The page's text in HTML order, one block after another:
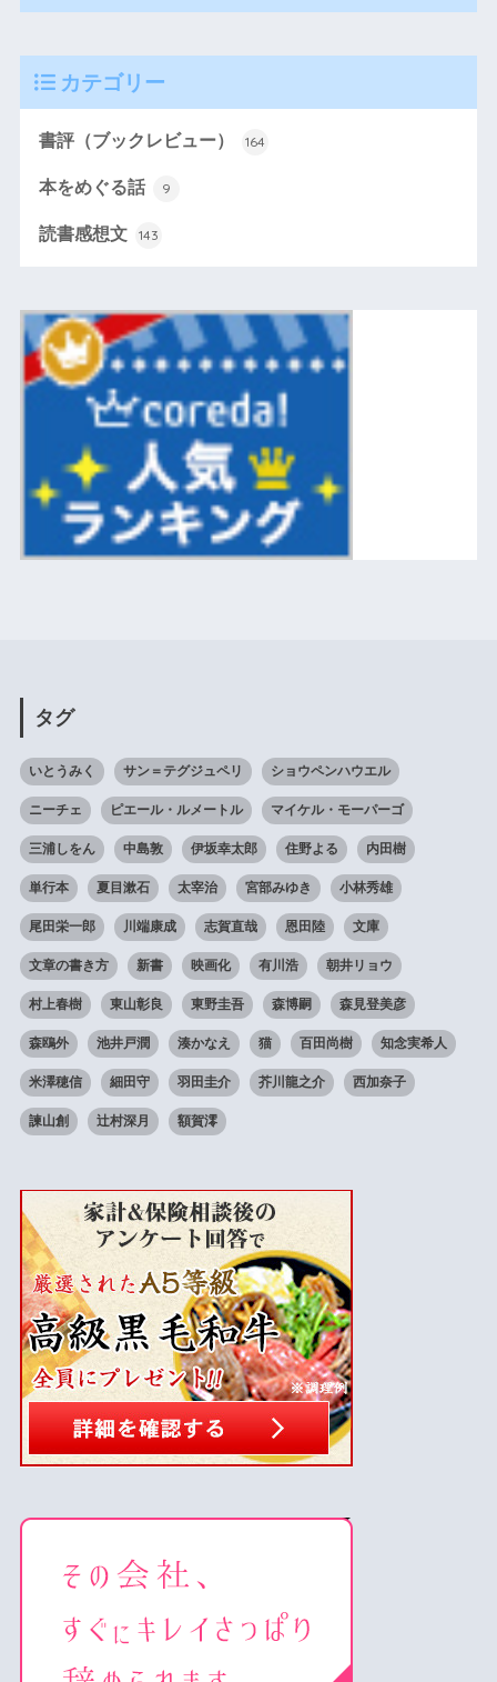
カテゴリー
書評（ブックレビュー） 164
本をめぐる話 9
読書感想文 143
タグ
いとうみく サン＝テグジュペリ ショウペンハウエル
ニーチェ ピエール・ルメートル マイケル・モーパーゴ
三浦しをん 中島敦 伊坂幸太郎 住野よる 内田樹
単行本 夏目漱石 太宰治 宮部みゆき 小林秀雄
尾田栄一郎 川端康成 志賀直哉 恩田陸 文庫
文章の書き方 新書 映画化 有川浩 朝井リョウ
村上春樹 東山彰良 東野圭吾 森博嗣 森見登美彦
森鴎外 池井戸潤 湊かなえ 猫 百田尚樹 知念実希人
米澤穂信 細田守 羽田圭介 芥川龍之介 西加奈子
諫山創 辻村深月 額賀澪